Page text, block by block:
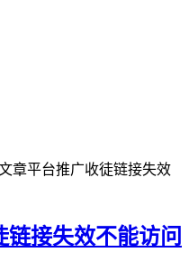
章平台推广收徒链接失效
接失效不能访问